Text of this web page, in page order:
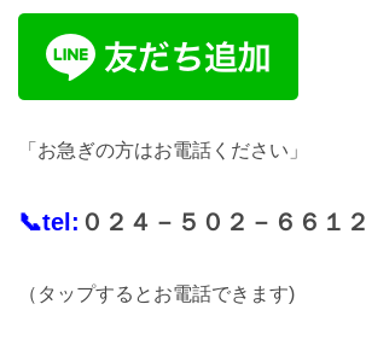
「お急ぎの方はお電話ください」
📞tel: ０２４－５０２－６６１２
（タップするとお電話できます)